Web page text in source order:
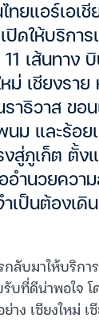
ทยแอร์เอเชี
ปิดให้บริการ
11 เส้นทาง
ม่ เชียงรา
าธิวาส ขอ
นม และร้อย
งสู่ภูเก็ต ตั้ง
อำนวยควา
เป็นต้องเดิ
กลับมาให้บริกา
บที่ดีน่าพอใจ โ
าง เชียงใหม่ เ